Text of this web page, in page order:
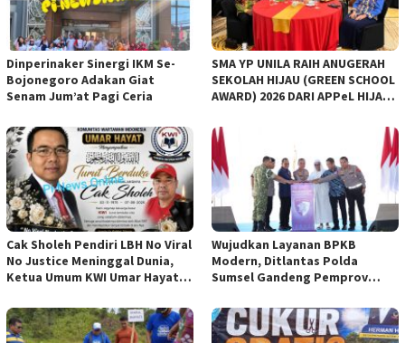
Dinperinaker Sinergi IKM Se-
Bojonegoro Adakan Giat
Senam Jum’at Pagi Ceria
SMA YP UNILA RAIH ANUGERAH
SEKOLAH HIJAU (GREEN SCHOOL
AWARD) 2026 DARI APPeL HIJAU
Cak Sholeh Pendiri LBH No Viral
No Justice Meninggal Dunia,
Ketua Umum KWI Umar Hayat
Wujudkan Layanan BPKB
Modern, Ditlantas Polda
Sumsel Gandeng Pemprov